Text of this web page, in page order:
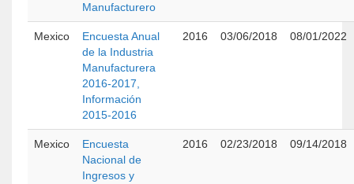
Manufacturero
Mexico
Encuesta Anual
de la Industria
Manufacturera
2016-2017,
Información
2015-2016
2016 03/06/2018 08/01/2022
Mexico
Encuesta
Nacional de
Ingresos y
2016 02/23/2018 09/14/2018